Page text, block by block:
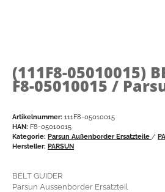
(111F8-05010015)
F8-05010015 /
Artikelnummer: 111F8-05010015
HAN: F8-05010015
Kategorie: Parsun Außenborder Ersatzteile /
Hersteller: PARSUN
BELT GUIDER
Parsun Aussenborder Ersatzteil